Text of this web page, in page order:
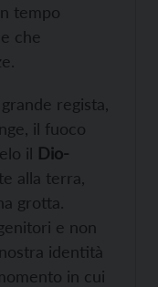
tempo
che
regista,
il fuoco
il Dio-
alla terra,
grotta.
e non
identità
in cui